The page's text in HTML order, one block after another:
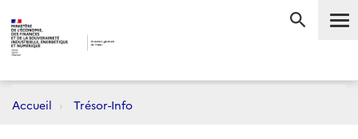
Accueil Trésor-Info